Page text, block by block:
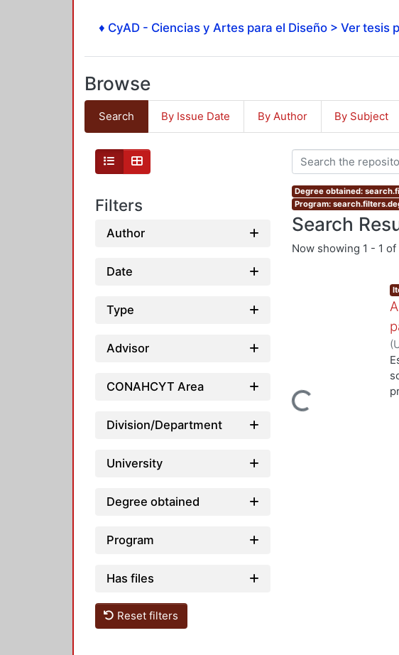
♦ CyAD - Ciencias y Artes para el Diseño > Ver tesis
Browse
Search By Issue Date By Author By Subject
Filters
Author
Date
Type
Advisor
CONAHCYT Area
Division/Department
University
Degree obtained
Program
Has files
Reset filters
Degree obtained:
Program:
Search
Now showing 1 - 1 of
Loading...
(